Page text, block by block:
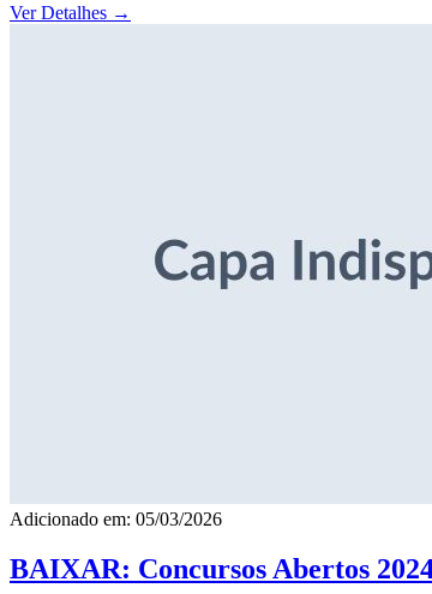
Ver Detalhes →
Adicionado em: 05/03/2026
BAIXAR: Concursos Abertos